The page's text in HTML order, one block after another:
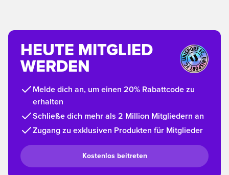
HEUTE MITGLIED
WERDEN
Melde dich an, um einen 20% Rabattcode zu
erhalten
Schließe dich mehr als 2 Million Mitgliedern an
Zugang zu exklusiven Produkten für Mitglieder
Kostenlos beitreten